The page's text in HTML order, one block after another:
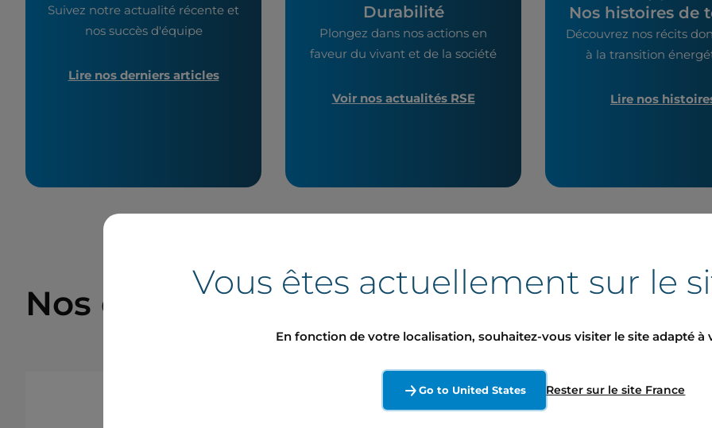
Suivez notre actualité récente et
nos succès d'équipe
Lire nos derniers articles
Durabilité
Plongez dans nos actions en
faveur du vivant et de la société
Voir nos actualités RSE
Nos histoires de
Découvrez nos récits
à la transition
Lire nos
Nos derniers communiqués de presse
Vous êtes actuellement sur le
En fonction de votre localisation, souhaitez-vous visiter le site adapté à
Go to United States Rester sur le site France